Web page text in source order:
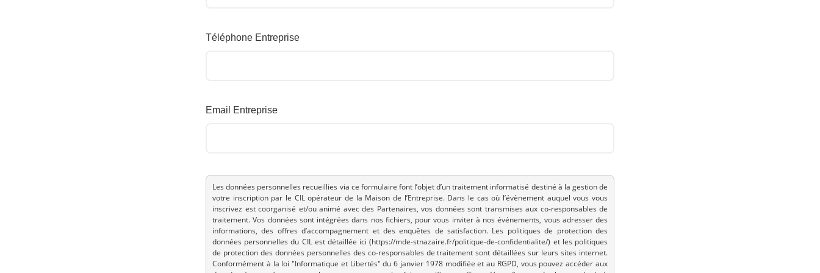
Téléphone Entreprise
Email Entreprise